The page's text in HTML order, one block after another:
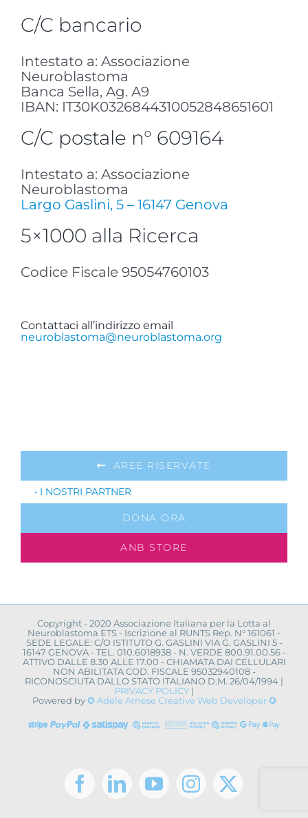
C/C bancario
Intestato a: Associazione
Neuroblastoma
Banca Sella, Ag. A9
IBAN: IT30K0326844310052848651601
C/C postale n° 609164
Intestato a: Associazione
Neuroblastoma
Largo Gaslini, 5 – 16147 Genova
5×1000 alla Ricerca
Codice Fiscale 95054760103
Contattaci all’indirizzo email
neuroblastoma@neuroblastoma.org
AREE RISERVATE
• I NOSTRI PARTNER
DONA ORA
ANB STORE
Copyright - 2020 Associazione Italiana per la Lotta al
Neuroblastoma ETS - Iscrizione al RUNTS Rep. N° 161061 -
SEDE LEGALE: C/O ISTITUTO G. GASLINI VIA G. GASLINI 5 -
16147 GENOVA - TEL. 010.6018938 - N. VERDE 800.91.00.56 -
ATTIVO DALLE 8.30 ALLE 17.00 - CHIAMATA DAI CELLULARI
NON ABILITATA COD. FISCALE 95032940108 -
RICONOSCIUTA DALLO STATO ITALIANO D.M. 26/04/1994 |
PRIVACY POLICY |
Powered by✪ Adele Arnese Creative Web Developer ✪
Facebook
LinkedInYouTubeInstagram
X